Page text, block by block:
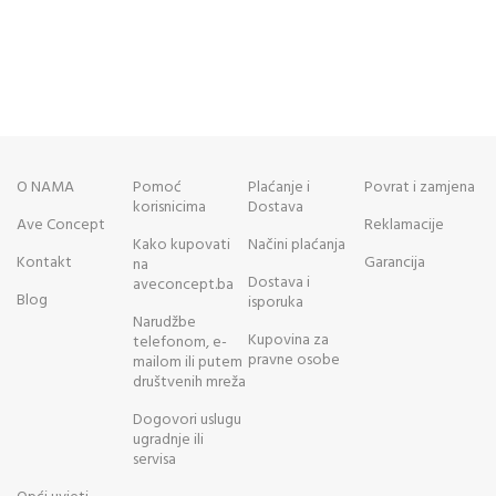
O NAMA
Ave Concept
Kontakt
Blog
Pomoć
korisnicima
Kako kupovati
na
aveconcept.ba
Narudžbe
telefonom, e-
mailom ili putem
društvenih mreža
Dogovori uslugu
ugradnje ili
servisa
Plaćanje i
Dostava
Načini plaćanja
Dostava i
isporuka
Kupovina za
pravne osobe
Povrat i zamjena
Reklamacije
Garancija